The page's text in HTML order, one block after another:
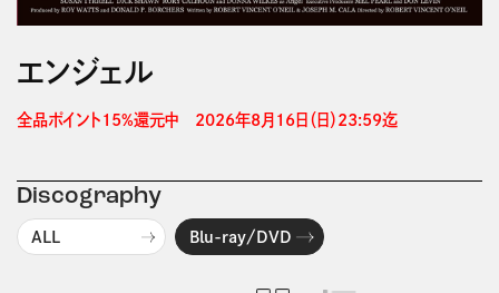
エンジェル
全品ポイント15%還元中　2026年8月16日（日）23:59迄
Discography
ALL Blu-ray/DVD